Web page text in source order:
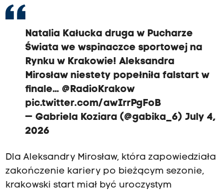
Natalia Kałucka druga w Pucharze
Świata we wspinaczce sportowej na
Rynku w Krakowie! Aleksandra
Mirosław niestety popełniła falstart w
finale… @RadioKrakow
pic.twitter.com/awIrrPgFoB
— Gabriela Koziara (@gabika_6) July 4,
2026
Dla Aleksandry Mirosław, która zapowiedziała
zakończenie kariery po bieżącym sezonie,
krakowski start miał być uroczystym